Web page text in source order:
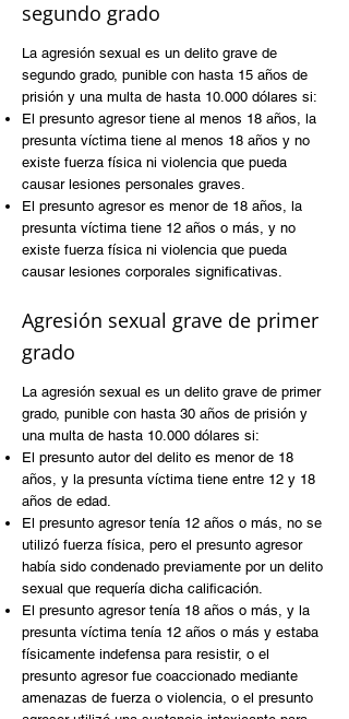
segundo grado
La agresión sexual es un delito grave de
segundo grado, punible con hasta 15 años de
prisión y una multa de hasta 10.000 dólares si:
El presunto agresor tiene al menos 18 años, la
presunta víctima tiene al menos 18 años y no
existe fuerza física ni violencia que pueda
causar lesiones personales graves.
El presunto agresor es menor de 18 años, la
presunta víctima tiene 12 años o más, y no
existe fuerza física ni violencia que pueda
causar lesiones corporales significativas.
Agresión sexual grave de primer
grado
La agresión sexual es un delito grave de primer
grado, punible con hasta 30 años de prisión y
una multa de hasta 10.000 dólares si:
El presunto autor del delito es menor de 18
años, y la presunta víctima tiene entre 12 y 18
años de edad.
El presunto agresor tenía 12 años o más, no se
utilizó fuerza física, pero el presunto agresor
había sido condenado previamente por un delito
sexual que requería dicha calificación.
El presunto agresor tenía 18 años o más, y la
presunta víctima tenía 12 años o más y estaba
físicamente indefensa para resistir, o el
presunto agresor fue coaccionado mediante
amenazas de fuerza o violencia, o el presunto